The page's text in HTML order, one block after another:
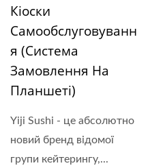
Кіоски
Самообслуговуванн
Я (Система
Замовлення На
Планшеті)
Yiji Sushi - це абсолютно
новий бренд відомої
групи кейтерингу,...